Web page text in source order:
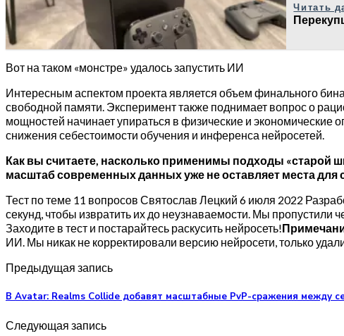
Читать
Вот на таком «монстре» удалось запустить ИИ
Интересным аспектом проекта является объем финального
свободной памяти. Эксперимент также поднимает вопрос о
мощностей начинает упираться в физические и экономические
снижения себестоимости обучения и инференса нейросетей.
Как вы считаете, насколько применимы подходы
масштаб современных данных уже не оставляет места
Тест по теме 11 вопросов Святослав Лецкий 6 июля 2022
секунд, чтобы извратить их до неузнаваемости. Мы пропустили
Заходите в тест и постарайтесь раскусить нейросеть!
ИИ. Мы никак не корректировали версию нейросети, только
Предыдущая запись
В Avatar: Realms Collide добавят масштабные PvP-сражения между
Следующая запись